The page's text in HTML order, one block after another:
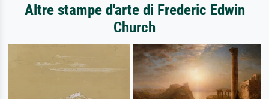
Altre stampe d'arte di Frederic Edwin
Church